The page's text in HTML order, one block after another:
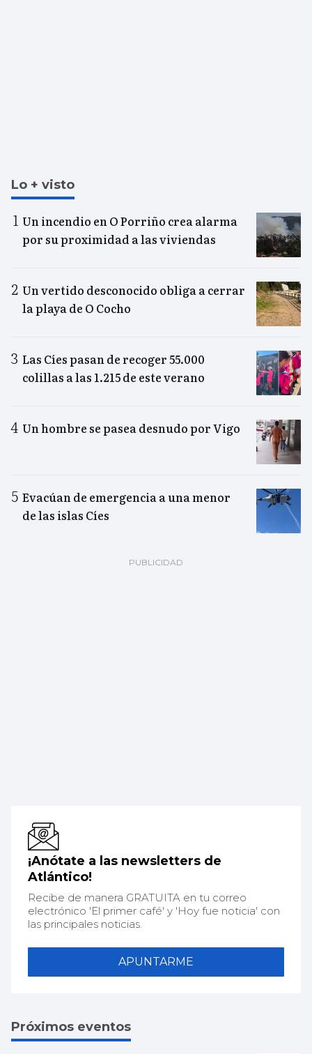
Lo + visto
Un incendio en O Porriño crea alarma
por su proximidad a las viviendas
Un vertido desconocido obliga a cerrar
la playa de O Cocho
Las Cíes pasan de recoger 55.000
colillas a las 1.215 de este verano
Un hombre se pasea desnudo por Vigo
Evacúan de emergencia a una menor
de las islas Cíes
¡Anótate a las newsletters de
Atlántico!
Recibe de manera GRATUITA en tu correo
electrónico 'El primer café' y 'Hoy fue noticia' con
las principales noticias.
APUNTARME
Próximos eventos